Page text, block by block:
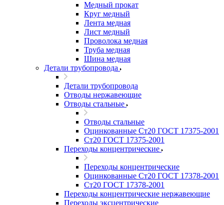
Медный прокат
Круг медный
Лента медная
Лист медный
Проволока медная
Труба медная
Шина медная
Детали трубопровода
Детали трубопровода
Отводы нержавеющие
Отводы стальные
Отводы стальные
Оцинкованные Ст20 ГОСТ 17375-2001
Ст20 ГОСТ 17375-2001
Переходы концентрические
Переходы концентрические
Оцинкованные Ст20 ГОСТ 17378-2001
Ст20 ГОСТ 17378-2001
Переходы концентрические нержавеющие
Переходы эксцентрические